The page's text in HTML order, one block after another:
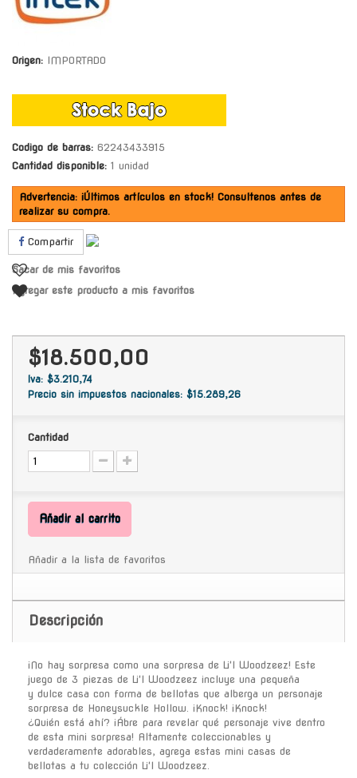
Origen: IMPORTADO
Codigo de barras: 62243433915
Cantidad disponible: 1 unidad
Advertencia: ¡Últimos artículos en stock! Consultenos antes de
realizar su compra.
Compartir
Sacar de mis favoritos
Agregar este producto a mis favoritos
$18.500,00
Iva: $3.210,74
Precio sin impuestos nacionales: $15.289,26
Cantidad
Añadir al carrito
Añadir a la lista de favoritos
Descripción
¡No hay sorpresa como una sorpresa de Li'l Woodzeez! Este
juego de 3 piezas de Li'l Woodzeez incluye una pequeña
y dulce casa con forma de bellotas que alberga un personaje
sorpresa de Honeysuckle Hollow. ¡Knock! ¡Knock!
¿Quién está ahí? ¡Ábre para revelar qué personaje vive dentro
de esta mini sorpresa! Altamente coleccionables y
verdaderamente adorables, agrega estas mini casas de
bellotas a tu colección Li'l Woodzeez.